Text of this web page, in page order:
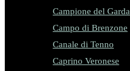
Campione del Garda
Campo di Brenzone
Canale di Tenno
Caprino Veronese